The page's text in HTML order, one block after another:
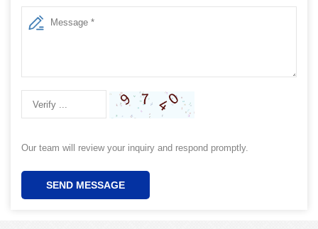
Our team will review your inquiry and respond promptly.
SEND MESSAGE